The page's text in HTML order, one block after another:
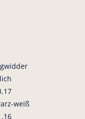
weiß